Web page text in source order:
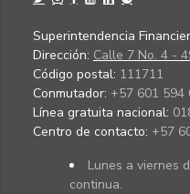
Superintendencia
Dirección: Calle 7 No. 4 -
Código postal: 111711
Conmutador: +57 601 594
Línea gratuita nacional:
Centro de contacto: +57
Lunes a viernes
continua.